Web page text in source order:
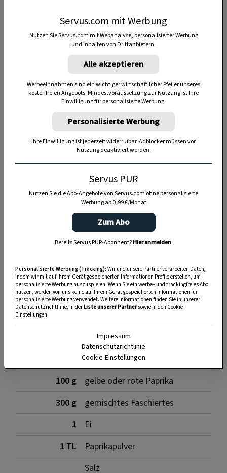
Anzeige
Zutaten für die gefüllten Zwiebeln
große gelbe oder
Gemüsezwiebeln
100 g
gelbe oder rote Paprika
300 g
gemischtes Faschiertes
1
Ei
1 TL
Paprikapulver
Salz
Servus.com mit Werbung
Nutzen Sie Servus.com mit Webanalyse, personalisierter Werbung
und Inhalten von Drittanbietern.
Alle akzeptieren
Werbeeinnahmen sind ein wichtiger wirtschaftlicher Pfeiler unseres
kostenfreien Angebots. Mindestvoraussetzung zur Nutzung ist Ihre
Einwilligung für personalisierte Werbung.
Personalisierte Werbung
Ihre Einwilligung ist jederzeit widerrufbar. Adblocker müssen vor
Nutzung deaktiviert werden.
Servus PUR
Nutzen Sie die Abo-Angebote von Servus.com ohne personalisierte
Werbung ab 0,99 €/Monat
Zum Abo
Bereits Servus PUR-Abonnent?Hier anmelden.
Personalisierte Werbung (Tracking): Wir und unsere Partner verarbeiten Daten,
indem wir mit auf Ihrem Gerät gespeicherten Informationen Profile erstellen, um
personalisierte Werbung auszuspielen. Wenn Sie ein werbe– und trackingfreies Abo
nutzen, werden von uns keine auf Ihrem Gerät gespeicherten Informationen für
personalisierte Werbung verwendet. Weitere Informationen finden Sie in unserer
Datenschutzrichtlinie, in derListe unserer Partnersowie in den Cookie-
Einstellungen.
Impressum
Datenschutzrichtlinie
Cookie-Einstellungen